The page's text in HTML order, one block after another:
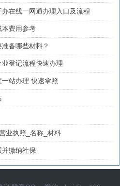
在线一网通办理入口及流程
本费用参考
备哪些材料？
登记流程快速办理
站办理 快速拿照
业执照_名称_材料
缴纳社保